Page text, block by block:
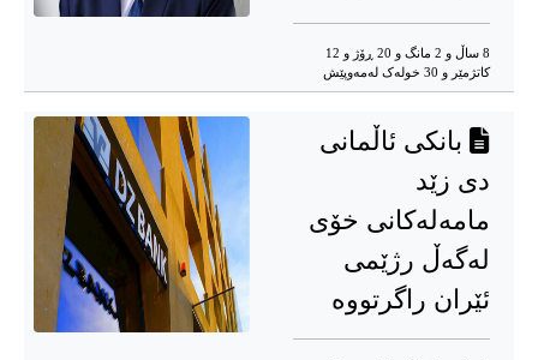
8 ساڵ و 2 مانگ و 20 ڕۆژ و 12
کاتژمێر و 30 خوله‌ک له‌مه‌وپێش‌
بانکی ئاڵمانی
دی زێد
مامەلەکانی خۆی
لەگەڵ رژێمی
ئێران راگرتووە